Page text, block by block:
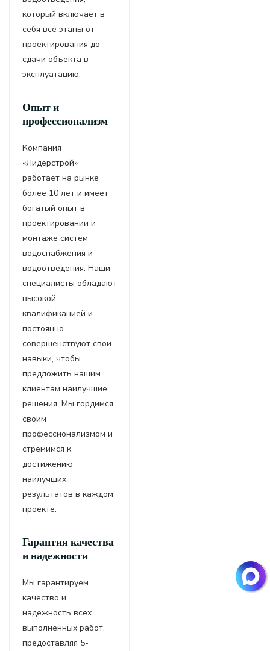
который включает в
себя все этапы от
проектирования до
сдачи объекта в
эксплуатацию.
Опыт и
профессионализм
Компания
«Лидерстрой»
работает на рынке
более 10 лет и имеет
богатый опыт в
проектировании и
монтаже систем
водоснабжения и
водоотведения. Наши
специалисты обладают
высокой
квалификацией и
постоянно
совершенствуют свои
навыки, чтобы
предложить нашим
клиентам наилучшие
решения. Мы гордимся
своим
профессионализмом и
стремимся к
достижению
наилучших
результатов в каждом
проекте.
Гарантия качества
и надежности
Мы гарантируем
качество и
надежность всех
выполненных работ,
предоставляя 5-